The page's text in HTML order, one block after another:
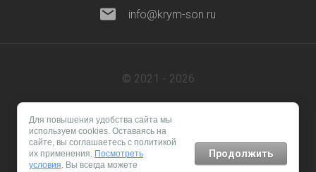
info@krym-son.ru
© 2021 - 2026
Для повышения удобства сайта мы
используем cookies. Оставаясь на
сайте, вы соглашаетесь с политикой
их применения. Посмотреть
условия. Вы всегда можете
Продолжить